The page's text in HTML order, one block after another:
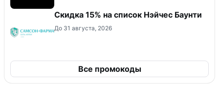
Скидка 15% на список Нэйчес Баунти
До 31 августа, 2026
Все промокоды